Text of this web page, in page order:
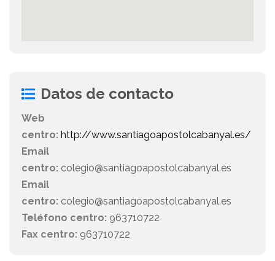
Datos de contacto
Web
centro: http://www.santiagoapostolcabanyal.es/
Email
centro: colegio@santiagoapostolcabanyal.es
Email
centro: colegio@santiagoapostolcabanyal.es
Teléfono centro: 963710722
Fax centro: 963710722